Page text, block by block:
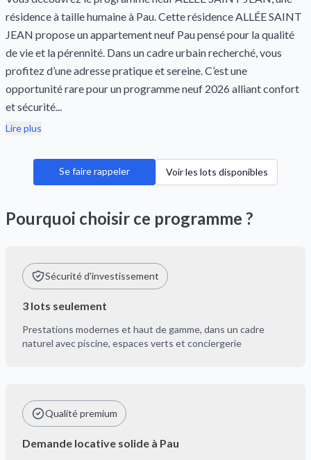
résidence à taille humaine à Pau. Cette résidence ALLÉE SAINT
JEAN propose un appartement neuf Pau pensé pour la qualité
de vie et la pérennité. Dans un cadre urbain recherché, vous
profitez d’une adresse pratique et sereine. C’est une
opportunité rare pour un programme neuf 2026 alliant confort
et sécurité...
Lire plus
Se faire rappeler Voir les lots disponibles
Pourquoi choisir ce programme ?
Sécurité d'investissement
3 lots seulement
Prestations modernes et haut de gamme, dans un cadre
naturel avec piscine, espaces verts et conciergerie
Qualité premium
Demande locative solide à Pau